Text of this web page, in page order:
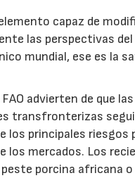
capaz de
las perspectivas del
mundial, ese es la
FAO advierten de que las
transfronterizas
los principales riesgos
los mercados. Los
porcina africana o